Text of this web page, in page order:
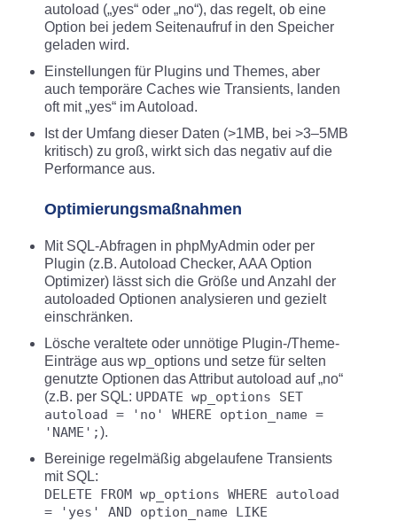
autoload („yes“ oder „no“), das regelt, ob eine
Option bei jedem Seitenaufruf in den Speicher
geladen wird.​
Einstellungen für Plugins und Themes, aber
auch temporäre Caches wie Transients, landen
oft mit „yes“ im Autoload.
Ist der Umfang dieser Daten (>1MB, bei >3–5MB
kritisch) zu groß, wirkt sich das negativ auf die
Performance aus.
Optimierungsmaßnahmen
Mit SQL-Abfragen in phpMyAdmin oder per
Plugin (z.B. Autoload Checker, AAA Option
Optimizer) lässt sich die Größe und Anzahl der
autoloaded Optionen analysieren und gezielt
einschränken.
Lösche veraltete oder unnötige Plugin-/Theme-
Einträge aus wp_options und setze für selten
genutzte Optionen das Attribut autoload auf „no“
(z.B. per SQL: UPDATE wp_options SET
autoload = 'no' WHERE option_name =
'NAME';).​
Bereinige regelmäßig abgelaufene Transients
mit SQL:
DELETE FROM wp_options WHERE autoload
= 'yes' AND option_name LIKE